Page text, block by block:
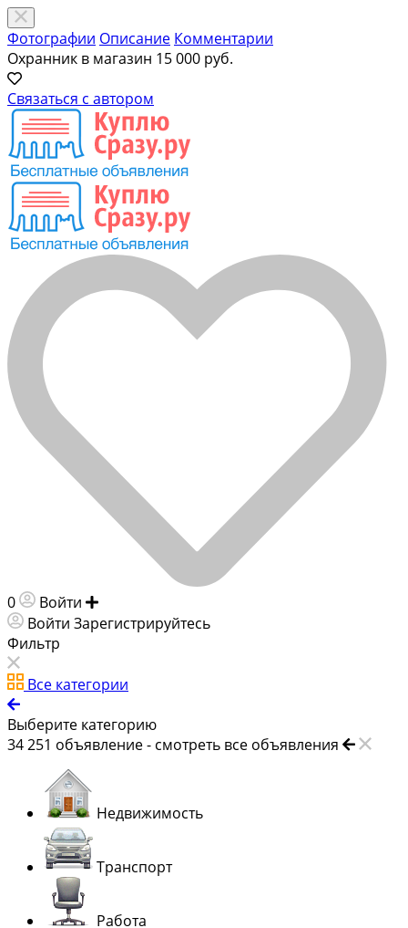
Фотографии Описание Комментарии
Охранник в магазин 15 000 руб.
Связаться с автором
0 Войти
Войти Зарегистрируйтесь
Фильтр
Все категории
Выберите категорию
34 251 объявление - смотреть все объявления
Недвижимость
Транспорт
Работа